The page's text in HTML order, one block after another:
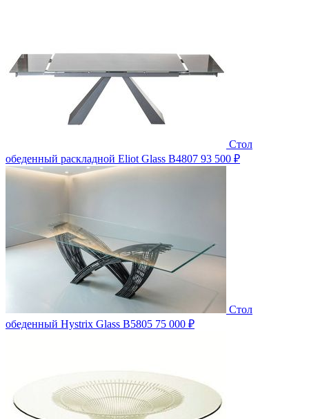
Стол
обеденный раскладной Eliot Glass B4807 93 500 ₽
Стол
обеденный Hystrix Glass B5805 75 000 ₽